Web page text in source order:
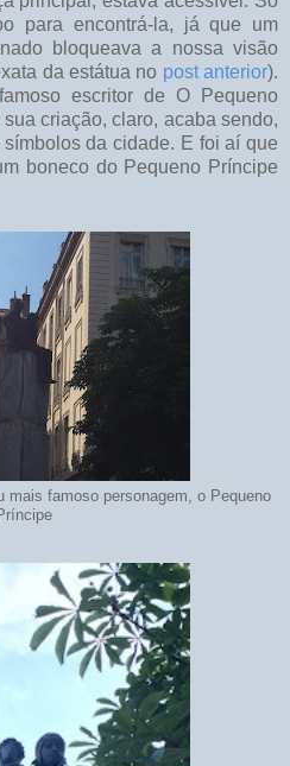
para encontrá-la, já que um
bloqueava a nossa visão
da estátua no post anterior).
escritor de O Pequeno
criação, claro, acaba sendo,
da cidade. E foi aí que
boneco do Pequeno Príncipe
mais famoso personagem, o Pequeno